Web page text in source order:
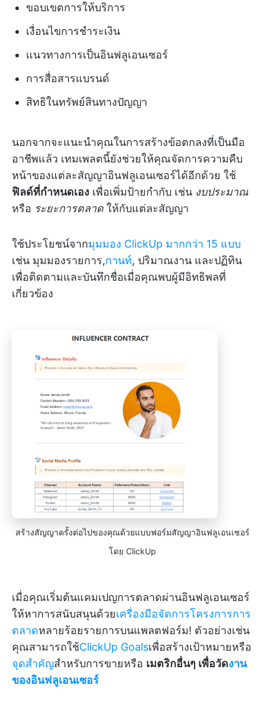
ขอบเขตการให้บริการ
เงื่อนไขการชำระเงิน
แนวทางการเป็นอินฟลูเอนเซอร์
การสื่อสารแบรนด์
สิทธิในทรัพย์สินทางปัญญา
นอกจากจะแนะนำคุณในการสร้างข้อตกลงที่เป็นมือ
อาชีพแล้ว เทมเพลตนี้ยังช่วยให้คุณจัดการความคืบ
หน้าของแต่ละสัญญาอินฟลูเอนเซอร์ได้อีกด้วย ใช้
ฟิลด์ที่กำหนดเอง เพื่อเพิ่มป้ายกำกับ เช่น งบประมาณ
หรือ ระยะการตลาด ให้กับแต่ละสัญญา
ใช้ประโยชน์จากมุมมอง ClickUp มากกว่า 15 แบบ
เช่น มุมมองรายการ,กานท์, ปริมาณงาน และปฏิทิน
เพื่อติดตามและบันทึกชื่อเมื่อคุณพบผู้มีอิทธิพลที่
เกี่ยวข้อง
สร้างสัญญาครั้งต่อไปของคุณด้วยแบบฟอร์มสัญญาอินฟลูเอนเซอร์
โดย ClickUp
เมื่อคุณเริ่มต้นแคมเปญการตลาดผ่านอินฟลูเอนเซอร์
ให้หาการสนับสนุนด้วยเครื่องมือจัดการโครงการการ
ตลาดหลายร้อยรายการบนแพลตฟอร์ม! ตัวอย่างเช่น
คุณสามารถใช้ClickUp Goalsเพื่อสร้างเป้าหมายหรือ
จุดสำคัญสำหรับการขายหรือ เมตริกอื่นๆ เพื่อวัดงาน
ของอินฟลูเอนเซอร์